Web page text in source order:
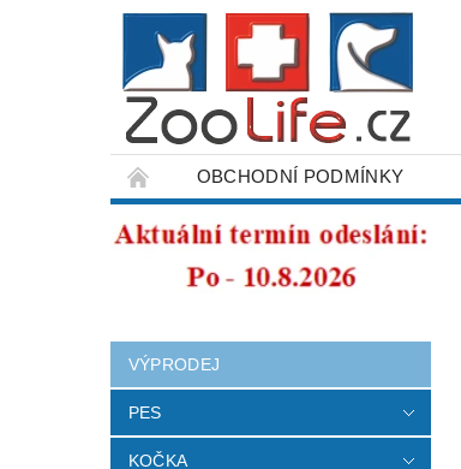
OBCHODNÍ PODMÍNKY
ODSTOUPENÍ OD SMLOUVY
VÝPRODEJ
PES
KOČKA